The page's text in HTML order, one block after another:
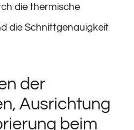
die thermische
die Schnittgenauigkeit
der
Ausrichtung
beim